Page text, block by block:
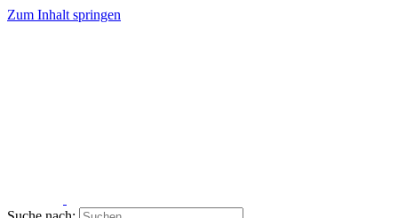
Zum Inhalt springen